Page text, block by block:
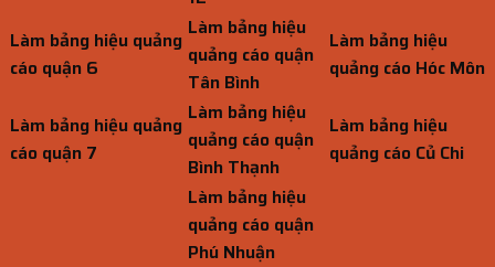
Làm bảng hiệu quảng
cáo quận 6
Làm bảng hiệu
quảng cáo quận
Tân Bình
Làm bảng hiệu
quảng cáo Hóc Môn
Làm bảng hiệu quảng
cáo quận 7
Làm bảng hiệu
quảng cáo quận
Bình Thạnh
Làm bảng hiệu
quảng cáo Củ Chi
Làm bảng hiệu
quảng cáo quận
Phú Nhuận